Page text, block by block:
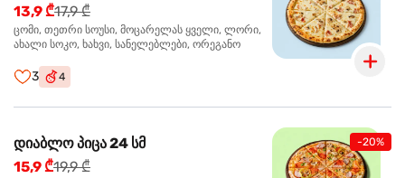
13,9 ₾17,9 ₾
ცომი, თეთრი სოუსი, მოცარელას ყველი, ლორი,
ახალი სოკო, ხახვი, სანელებლები, ორეგანო
3 4
-20%
დიაბლო პიცა 24 სმ
15,9 ₾19,9 ₾